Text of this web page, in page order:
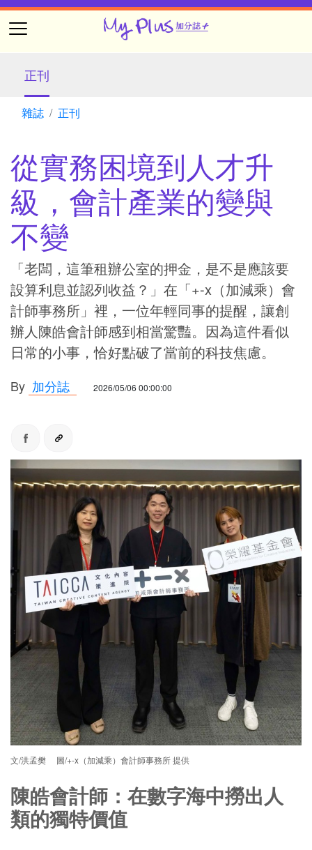
正刊
雜誌 正刊
從實務困境到人才升
級，會計產業的變與
不變
「老闆，這筆租辦公室的押金，是不是應該要
設算利息並認列收益？」在「+-x（加減乘）會
計師事務所」裡，一位年輕同事的提醒，讓創
辦人陳皓會計師感到相當驚豔。因為這件看似
日常的小事，恰好點破了當前的科技焦慮。
By 加分誌 2026/05/06 00:00:00
文/洪孟樊 圖/+-x（加減乘）會計師事務所 提供
陳皓會計師：在數字海中撈出人
類的獨特價值